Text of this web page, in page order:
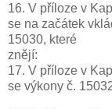
16. V příloze v
se na začátek
15030, které
znějí:
17. V příloze v
se výkony č.